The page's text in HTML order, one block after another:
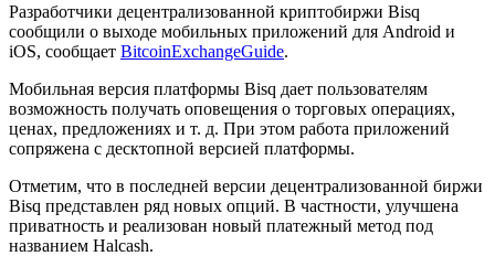
Разработчики децентрализованной криптобиржи Bisq
сообщили о выходе мобильных приложений для Android и
iOS, сообщает BitcoinExchangeGuide.
Мобильная версия платформы Bisq дает пользователям
возможность получать оповещения о торговых операциях,
ценах, предложениях и т. д. При этом работа приложений
сопряжена с десктопной версией платформы.
Отметим, что в последней версии децентрализованной биржи
Bisq представлен ряд новых опций. В частности, улучшена
приватность и реализован новый платежный метод под
названием Halcash.